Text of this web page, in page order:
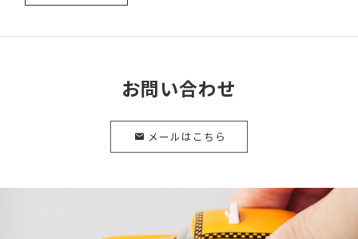
お問い合わせ
メールはこちら